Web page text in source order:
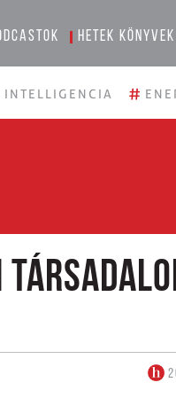
Hetek könyvek
INTELLIGENCIA #